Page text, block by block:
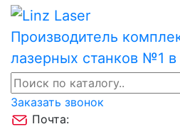
Производитель
лазерных станков №1
Заказать звонок
Почта: